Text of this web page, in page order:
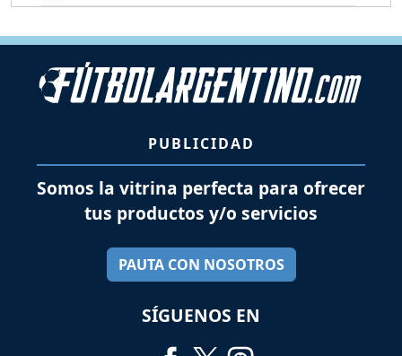
PUBLICIDAD
Somos la vitrina perfecta para ofrecer
tus productos y/o servicios
PAUTA CON NOSOTROS
SÍGUENOS EN